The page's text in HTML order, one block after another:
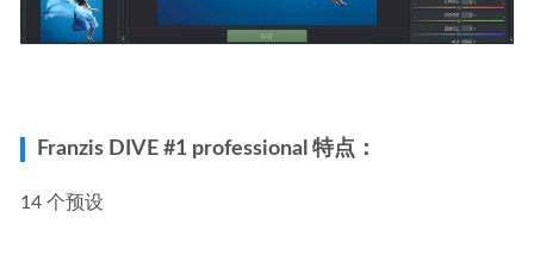
Franzis DIVE #1 professional 特点：
14 个预设